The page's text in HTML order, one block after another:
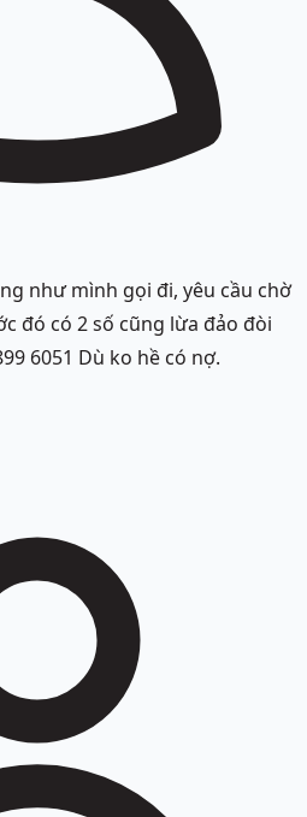
như mình gọi đi, yêu cầu chờ
đó có 2 số cũng lừa đảo đòi
6051 Dù ko hề có nợ.